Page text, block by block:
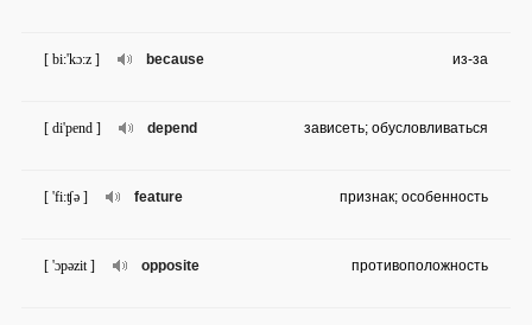
because
[ bi:'kɔ:z ] из-за
depend
[ di'pend ] зависеть; обусловливаться
feature
[ 'fi:ʧə ] признак; особенность
opposite
[ 'ɔpəzit ] противоположность